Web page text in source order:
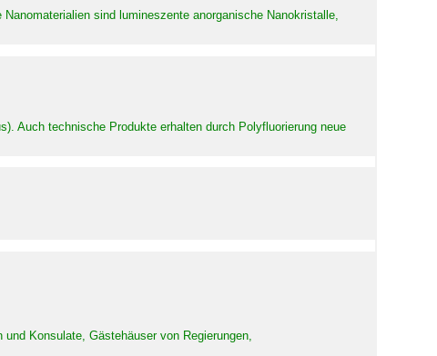
sind lumineszente anorganische Nanokristalle,
Auch technische Produkte erhalten durch Polyfluorierung neue
Konsulate, Gästehäuser von Regierungen,